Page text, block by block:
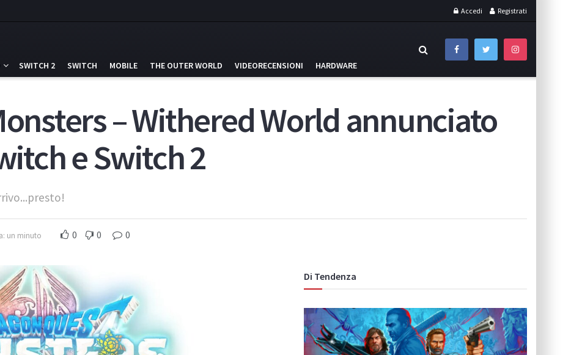
Accedi Registrati
SWITCH 2 SWITCH MOBILE THE OUTER WORLD VIDEORECENSIONI HARDWARE
– Withered World annunciato
e Switch 2
un minuto 0 0 0
Di Tendenza